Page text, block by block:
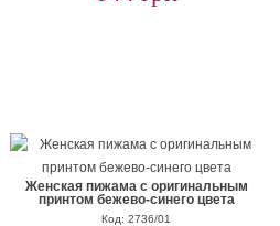
Женская пижама с оригинальным
принтом бежево-синего цвета
Код: 2736/01